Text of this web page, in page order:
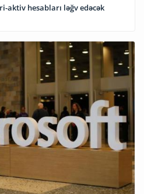
aktiv hesabları ləğv edəcək